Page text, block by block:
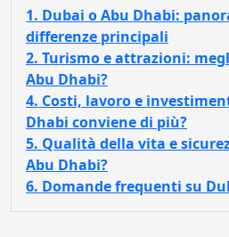
1. Dubai o Abu Dhabi:
differenze principali
2. Turismo e attrazioni:
Abu Dhabi?
4. Costi, lavoro e
Dhabi conviene di più?
5. Qualità della vita e
Abu Dhabi?
6. Domande frequenti su